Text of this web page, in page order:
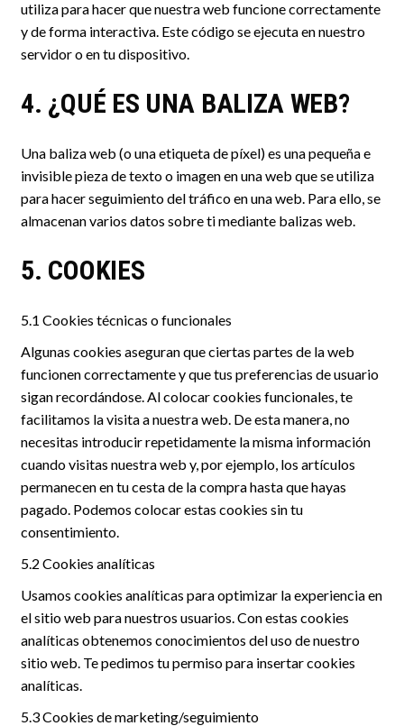
utiliza para hacer que nuestra web funcione correctamente
y de forma interactiva. Este código se ejecuta en nuestro
servidor o en tu dispositivo.
4. ¿QUÉ ES UNA BALIZA WEB?
Una baliza web (o una etiqueta de píxel) es una pequeña e
invisible pieza de texto o imagen en una web que se utiliza
para hacer seguimiento del tráfico en una web. Para ello, se
almacenan varios datos sobre ti mediante balizas web.
5. COOKIES
5.1 Cookies técnicas o funcionales
Algunas cookies aseguran que ciertas partes de la web
funcionen correctamente y que tus preferencias de usuario
sigan recordándose. Al colocar cookies funcionales, te
facilitamos la visita a nuestra web. De esta manera, no
necesitas introducir repetidamente la misma información
cuando visitas nuestra web y, por ejemplo, los artículos
permanecen en tu cesta de la compra hasta que hayas
pagado. Podemos colocar estas cookies sin tu
consentimiento.
5.2 Cookies analíticas
Usamos cookies analíticas para optimizar la experiencia en
el sitio web para nuestros usuarios. Con estas cookies
analíticas obtenemos conocimientos del uso de nuestro
sitio web. Te pedimos tu permiso para insertar cookies
analíticas.
5.3 Cookies de marketing/seguimiento